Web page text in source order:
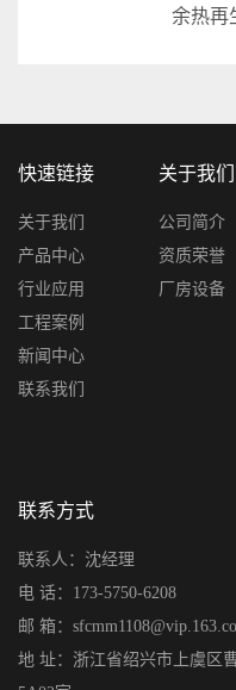
余热再
快速链接
关于我们
产品中心
行业应用
工程案例
新闻中心
联系我们
关于我们
公司简介
资质荣誉
厂房设备
联系方式
联系人：沈经理
电 话：173-5750-6208
邮 箱：
地 址：浙江省绍兴市上虞区